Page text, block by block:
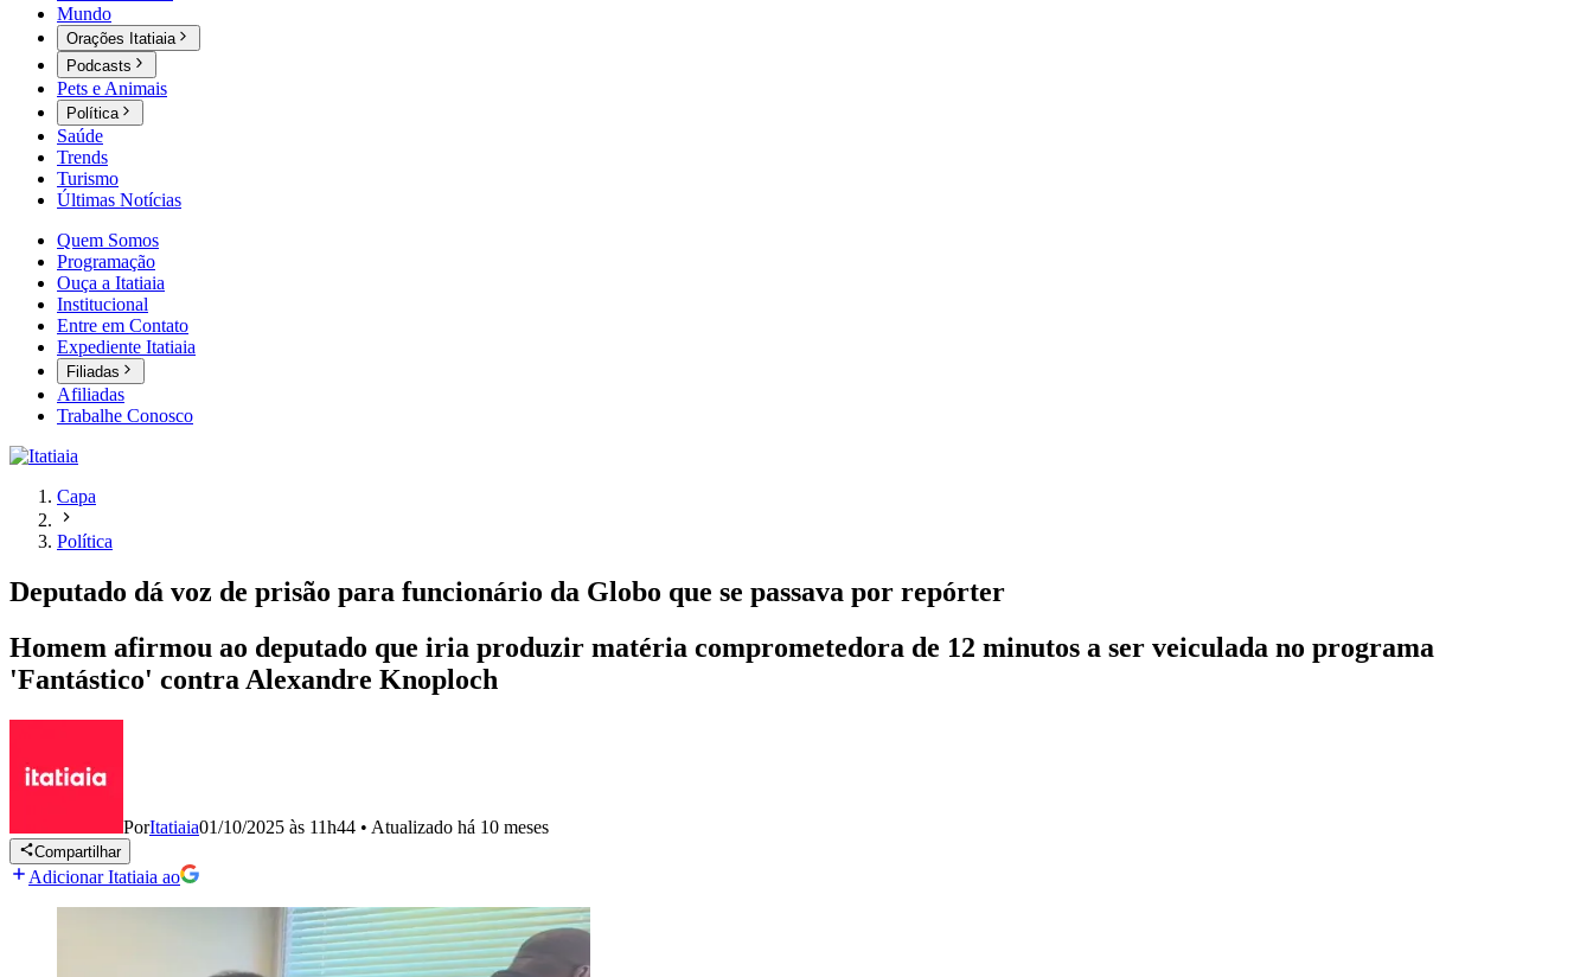
Mundo
Orações Itatiaia
Podcasts
Pets e Animais
Política
Saúde
Trends
Turismo
Últimas Notícias
Quem Somos
Programação
Ouça a Itatiaia
Institucional
Entre em Contato
Expediente Itatiaia
Filiadas
Afiliadas
Trabalhe Conosco
Capa
Política
Deputado dá voz de prisão para funcionário da Globo que se passava por repórter
Homem afirmou ao deputado que iria produzir matéria comprometedora de 12 minutos a ser veiculada no programa
'Fantástico' contra Alexandre Knoploch
PorItatiaia01/10/2025 às 11h44 • Atualizado há 10 meses
Compartilhar
Adicionar Itatiaia ao